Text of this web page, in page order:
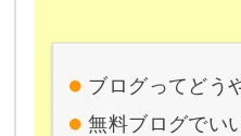
ブログってどう
無料ブログでい